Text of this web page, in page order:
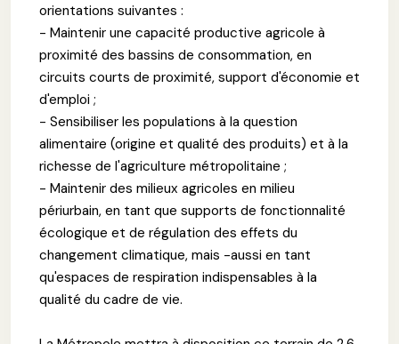
orientations suivantes :
- Maintenir une capacité productive agricole à
proximité des bassins de consommation, en
circuits courts de proximité, support d'économie et
d'emploi ;
- Sensibiliser les populations à la question
alimentaire (origine et qualité des produits) et à la
richesse de l'agriculture métropolitaine ;
- Maintenir des milieux agricoles en milieu
périurbain, en tant que supports de fonctionnalité
écologique et de régulation des effets du
changement climatique, mais -aussi en tant
qu'espaces de respiration indispensables à la
qualité du cadre de vie.